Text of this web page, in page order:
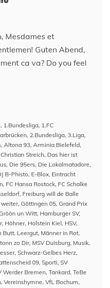
Mesdames et
Guten Abend,
ca va? Do you feel
, 1.Bundesliga, 1.FC
, 2.Bundesliga, 3.Liga,
, Altona 93, Arminia Bielefeld,
Christian Streich, Das hier ist
, Die 95ers, Die Lokalmatadore,
B-Phisto, E-Blox, Eintracht
, FC Hansa Rostock, FC Schalke
, Freiburg will de Balle
weiter, Göttingen 05, Grand Prix
un Witt, Hamburger SV,
, Höhner, Holstein Kiel, HSV,
Butt, Leergut, Männer in Rot,
zo Dir, MSV Duisburg, Musik,
, Schwarz-Gelbes Herz,
09, Sporti, SV
Werder Bremen, Tankard, TeBe
, Vereinshymne, VfL Bochum,